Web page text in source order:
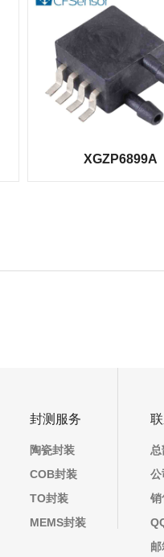
XGZP6899A
封测服务
陶瓷封装
COB封装
TO封装
MEMS封装
公
销